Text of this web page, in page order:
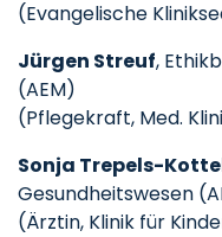
(Evangelische
Jürgen Streuf,
(AEM)
(Pflegekraft, Med.
Sonja Trepels-
Gesundheitswesen
(Ärztin, Klinik für